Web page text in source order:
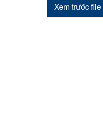
Xem trước file